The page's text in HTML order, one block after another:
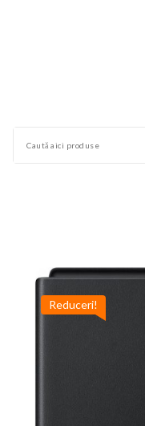
Reduceri!